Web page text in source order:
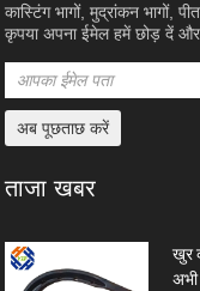
कास्टिंग भागों, मुद्रांकन भागों,
कृपया अपना ईमेल हमें छोड़ दें
ताजा खबर
खुर
अभी